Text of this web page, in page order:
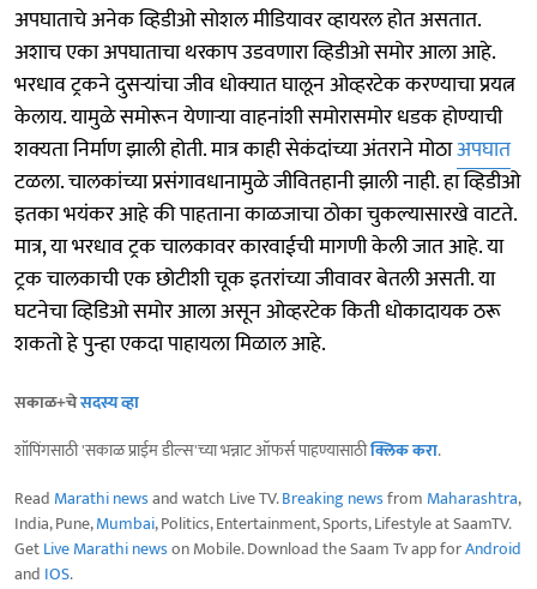
अपघाताचे अनेक व्हिडीओ सोशल मीडियावर व्हायरल होत असतात.
अशाच एका अपघाताचा थरकाप उडवणारा व्हिडीओ समोर आला आहे.
भरधाव ट्रकने दुसऱ्यांचा जीव धोक्यात घालून ओव्हरटेक करण्याचा प्रयत्न
केलाय. यामुळे समोरून येणाऱ्या वाहनांशी समोरासमोर धडक होण्याची
शक्यता निर्माण झाली होती. मात्र काही सेकंदांच्या अंतराने मोठाअपघात
टळला. चालकांच्या प्रसंगावधानामुळे जीवितहानी झाली नाही. हा व्हिडीओ
इतका भयंकर आहे की पाहताना काळजाचा ठोका चुकल्यासारखे वाटते.
मात्र, या भरधाव ट्रक चालकावर कारवाईची मागणी केली जात आहे. या
ट्रक चालकाची एक छोटीशी चूक इतरांच्या जीवावर बेतली असती. या
घटनेचा व्हिडिओ समोर आला असून ओव्हरटेक किती धोकादायक ठरू
शकतो हे पुन्हा एकदा पाहायला मिळाल आहे.
सकाळ+चेसदस्य व्हा
शॉपिंगसाठी 'सकाळ प्राईम डील्स'च्या भन्नाट ऑफर्स पाहण्यासाठीक्लिक करा.
Read Marathi newsand watch Live TV.Breaking newsfrom Maharashtra,
India, Pune,Mumbai, Politics, Entertainment, Sports, Lifestyle at SaamTV.
GetLive Marathi newson Mobile. Download the Saam Tv app forAndroid
and IOS.